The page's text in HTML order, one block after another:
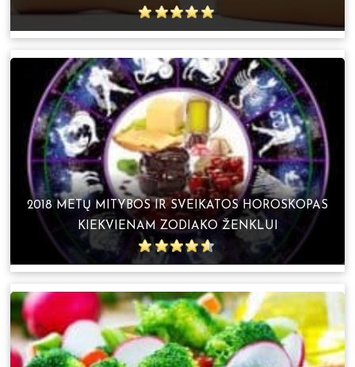
2018 METŲ MITYBOS IR SVEIKATOS HOROSKOPAS
KIEKVIENAM ZODIAKO ŽENKLUI